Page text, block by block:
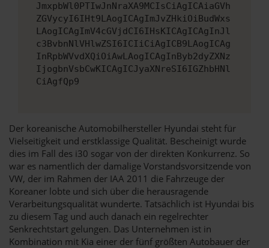
JmxpbWl0PTIwJnNraXA9MCIsCiAgICAiaGVh
ZGVycyI6IHt9LAogICAgImJvZHkiOiBudWxs
LAogICAgImV4cGVjdCI6IHsKICAgICAgInJl
c3BvbnNlVHlwZSI6ICIiCiAgICB9LAogICAg
InRpbWVvdXQiOiAwLAogICAgInByb2dyZXNz
IjogbnVsbCwKICAgICJyaXNreSI6IGZhbHNl
CiAgfQp9
Der koreanische Automobilhersteller Hyundai steht für
Vielseitigkeit und erstklassige Qualität. Bescheinigt wurde
dies im Fall des i30 sogar von der direkten Konkurrenz. So
war es namentlich der damalige Vorstandsvorsitzende von
VW, der im Rahmen der IAA 2011 die Fahrzeuge der
Koreaner lobte und sich über die herausragende
Verarbeitungsqualität wunderte. Tatsächlich ist Hyundai bis
zu diesem Tag und auch danach ein regelrechter
Senkrechtstart gelungen. Das Unternehmen ist in
Kombination mit Kia einer der fünf größten Autobauer der